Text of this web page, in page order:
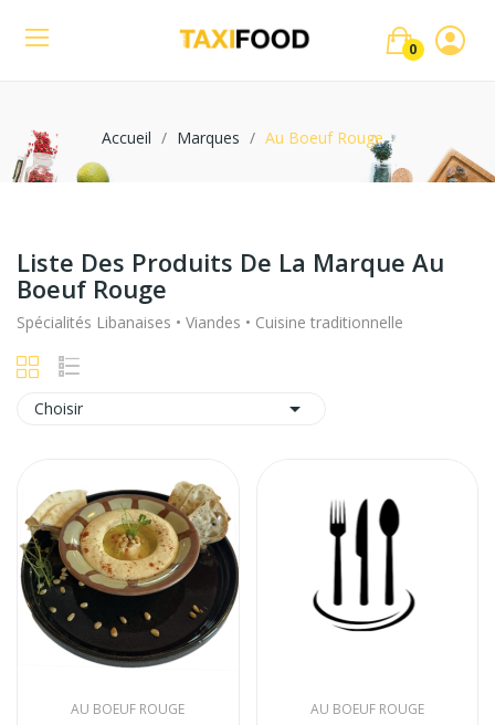
0
Accueil Marques Au Boeuf Rouge
Liste Des Produits De La Marque Au
Boeuf Rouge
Spécialités Libanaises • Viandes • Cuisine traditionnelle
Choisir 
AU BOEUF ROUGE AU BOEUF ROUGE